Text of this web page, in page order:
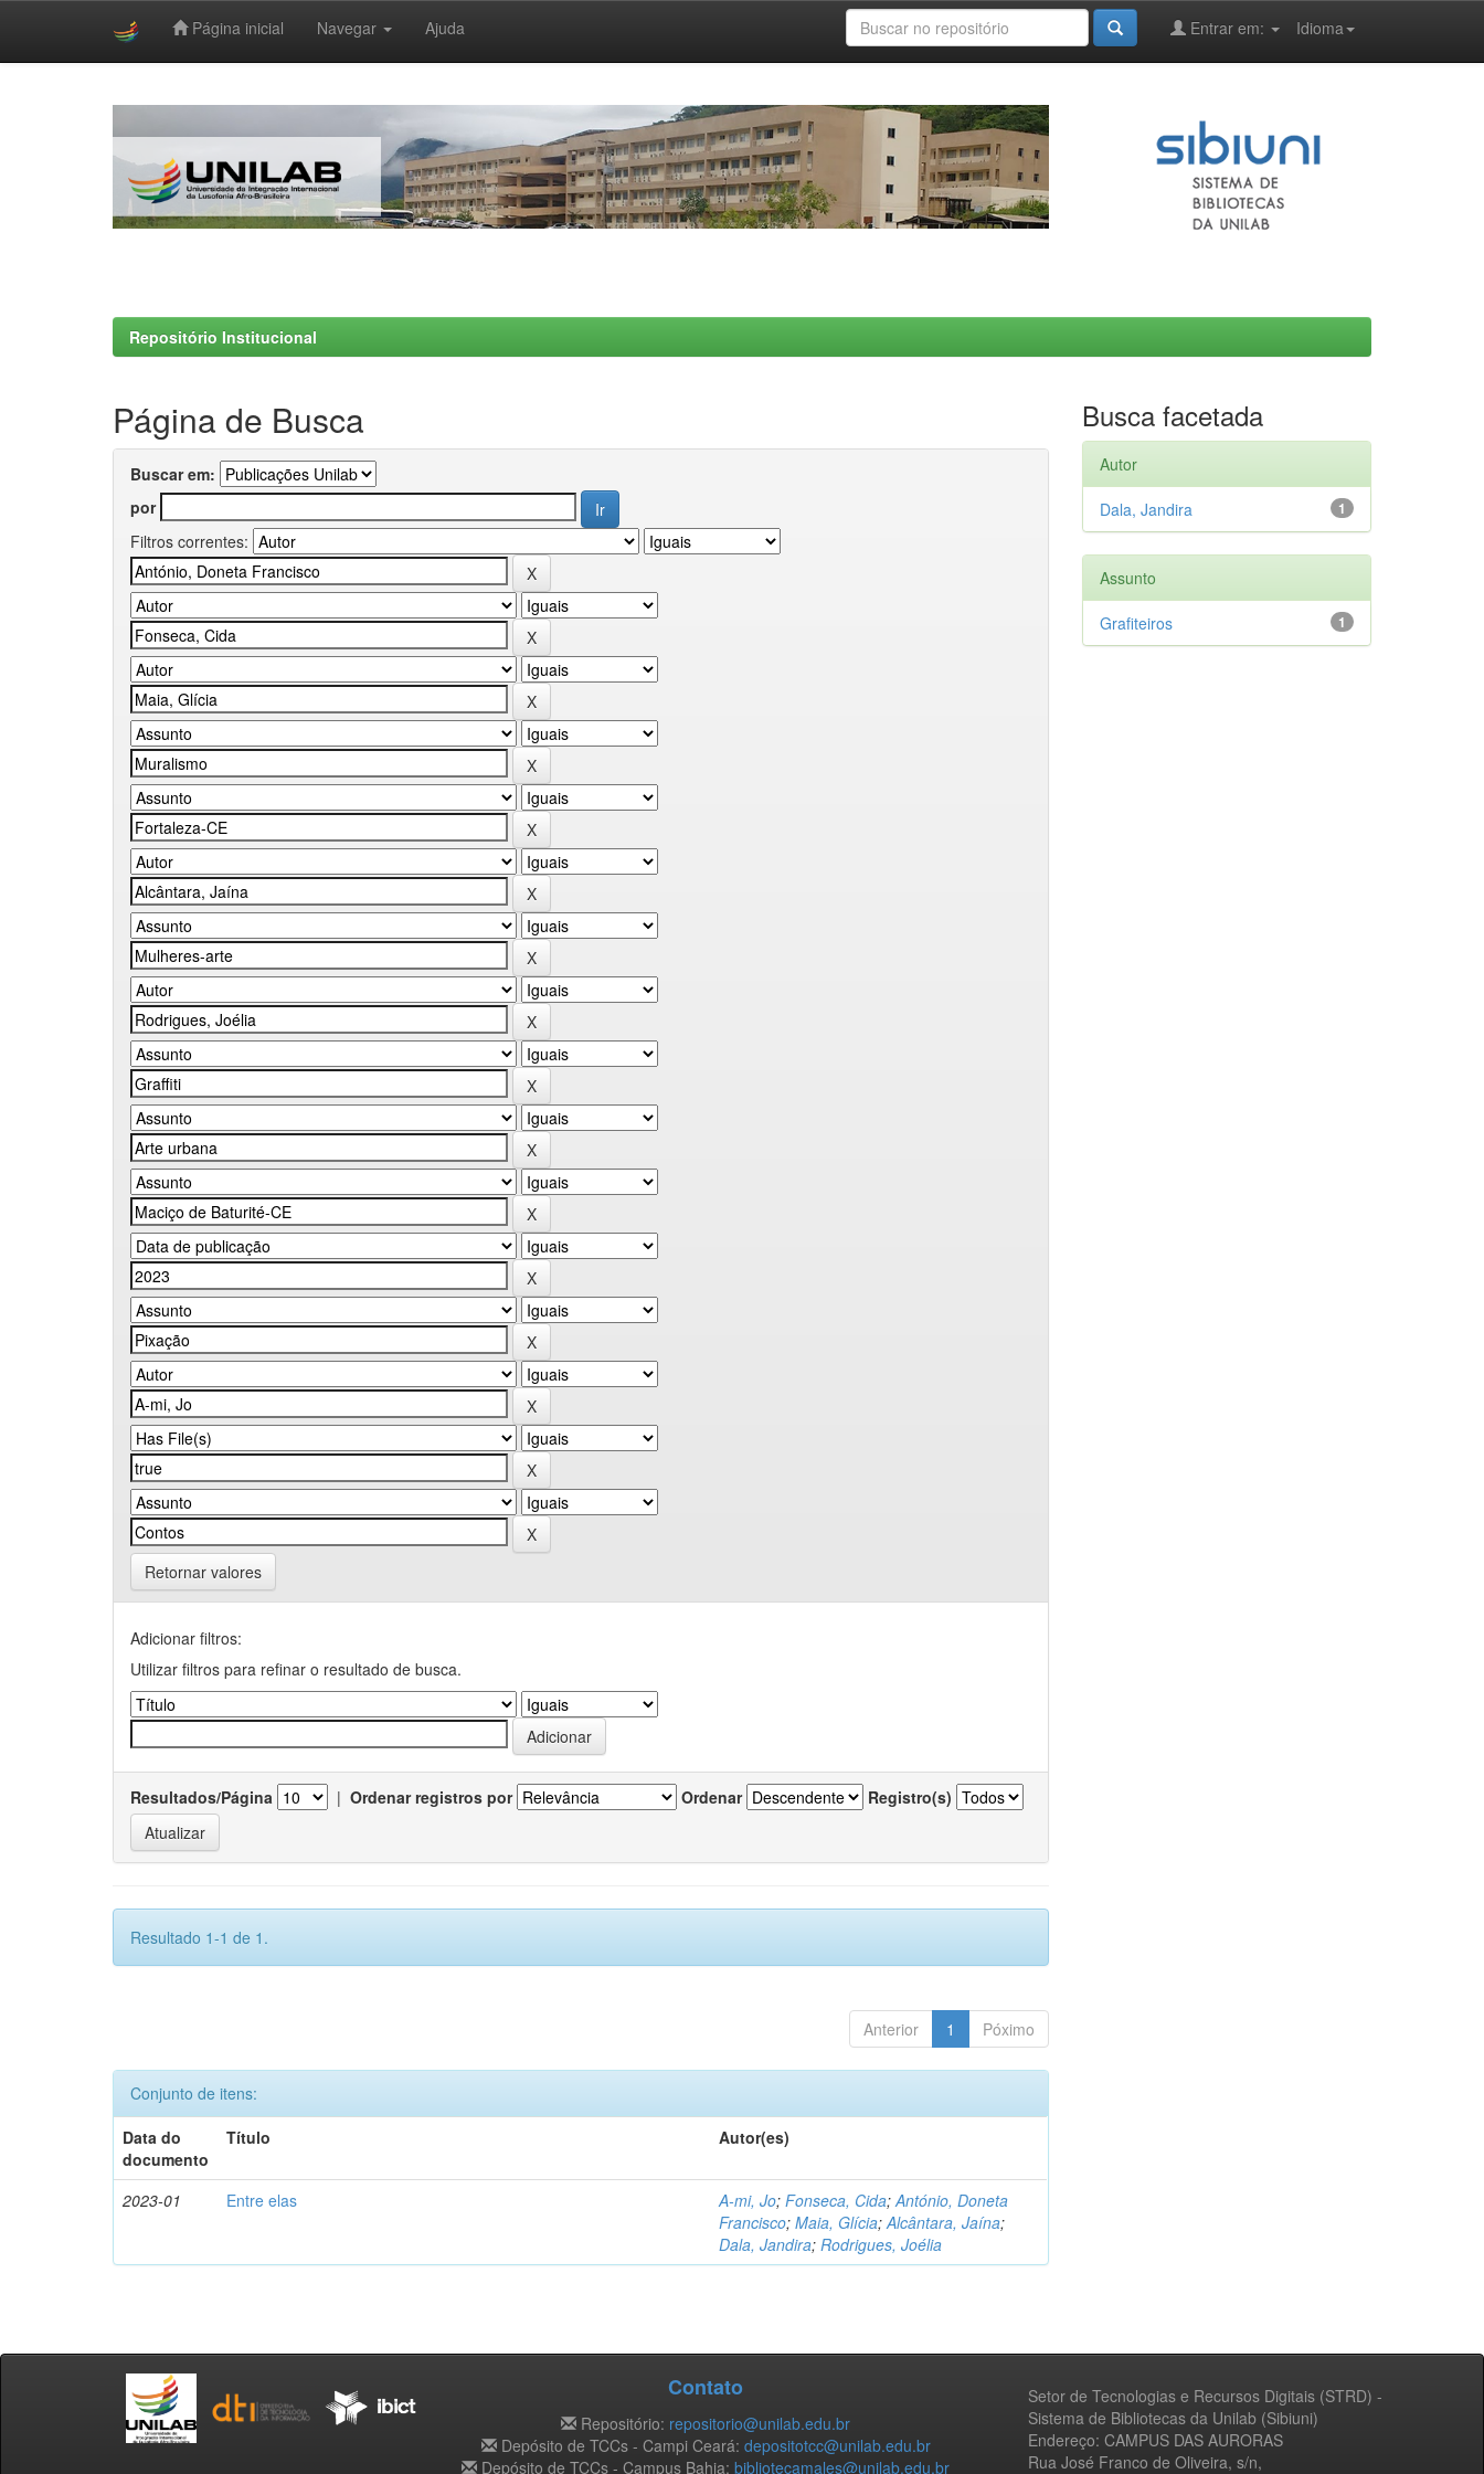
Página inicial Navegar Ajuda Idioma
Entrar em:
Repositório Institucional
Página de Busca
Buscar em:
por
Filtros correntes:
Retornar valores
Adicionar filtros:
Utilizar filtros para refinar o resultado de busca.
Resultados/Página | Ordenar registros por Ordenar Registro(s)
Resultado 1-1 de 1.
Anterior 1 Póximo
Conjunto de itens:
Data do
documento
Título Autor(es)
2023-01 Entre elas A-mi, Jo;Fonseca, Cida;António, Doneta
Francisco;Maia, Glícia;Alcântara, Jaína;
Dala, Jandira;Rodrigues, Joélia
Busca facetada
Autor
1
Dala, Jandira
Assunto
1
Grafiteiros
Setor de Tecnologias e Recursos Digitais (STRD) -
Sistema de Bibliotecas da Unilab (Sibiuni)
Endereço: CAMPUS DAS AURORAS
Rua José Franco de Oliveira, s/n,
Contato
Repositório: repositorio@unilab.edu.br
Depósito de TCCs - Campi Ceará: depositotcc@unilab.edu.br
Depósito de TCCs - Campus Bahia: bibliotecamales@unilab.edu.br